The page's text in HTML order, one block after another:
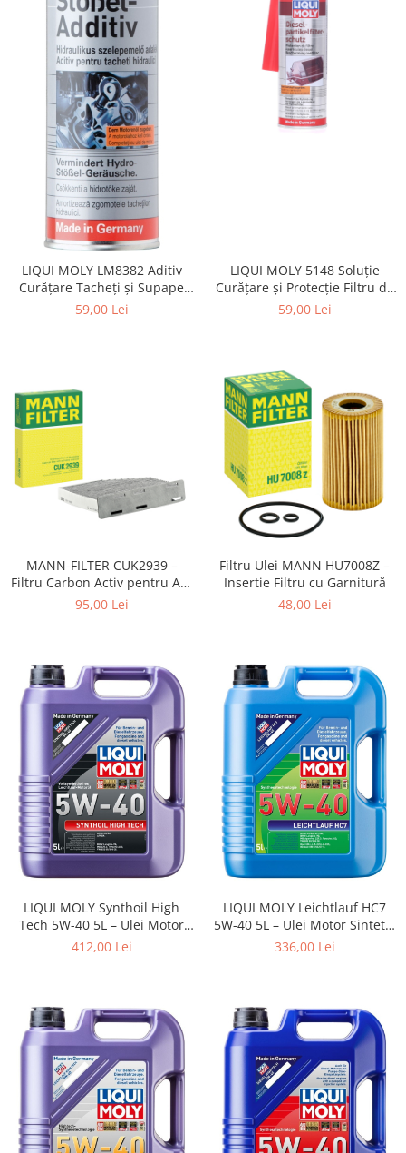
LIQUI MOLY LM8382 Aditiv
Curățare Tacheți și Supape
Hidraulice 300ml
59,00 Lei
LIQUI MOLY 5148 Soluție
Curățare și Protecție Filtru de
Particule DPF 250ml Diesel
59,00 Lei
MANN-FILTER CUK2939 –
Filtru Carbon Activ pentru Aer
Curat în Interior
95,00 Lei
Filtru Ulei MANN HU7008Z –
Insertie Filtru cu Garnitură
48,00 Lei
LIQUI MOLY Synthoil High
Tech 5W-40 5L – Ulei Motor
Full Sintetic A3/B4 BMW, MB,
412,00 Lei
LIQUI MOLY Leichtlauf HC7
5W-40 5L – Ulei Motor Sintetic
A3/B4 pentru BMW, VW,
336,00 Lei